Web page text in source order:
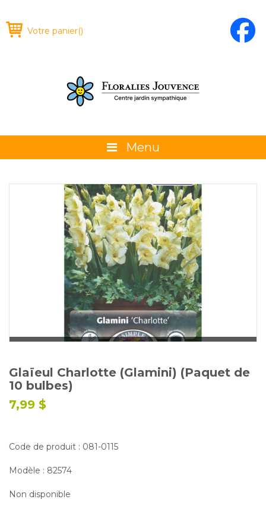
Votre panier()
Menu
La boutique
Promotions et évènements
Conseils
Glossaire
Calendrier horticole
Emplois
Service à la clientèle
Nous joindre
Glaïeul Charlotte (Glamini) (Paquet de
10 bulbes)
7,99 $
Code de produit : 081-0115
Modèle : 82574
Non disponible